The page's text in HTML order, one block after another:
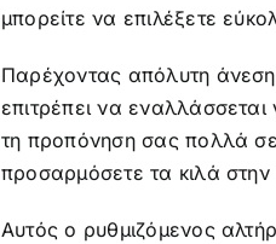
μπορείτε να επιλέξετε
Παρέχοντας απόλυτη άνεση
επιτρέπει να
τη προπόνηση σας πολλά
προσαρμόσετε τα κιλά
Αυτός ο ρυθμιζόμενος